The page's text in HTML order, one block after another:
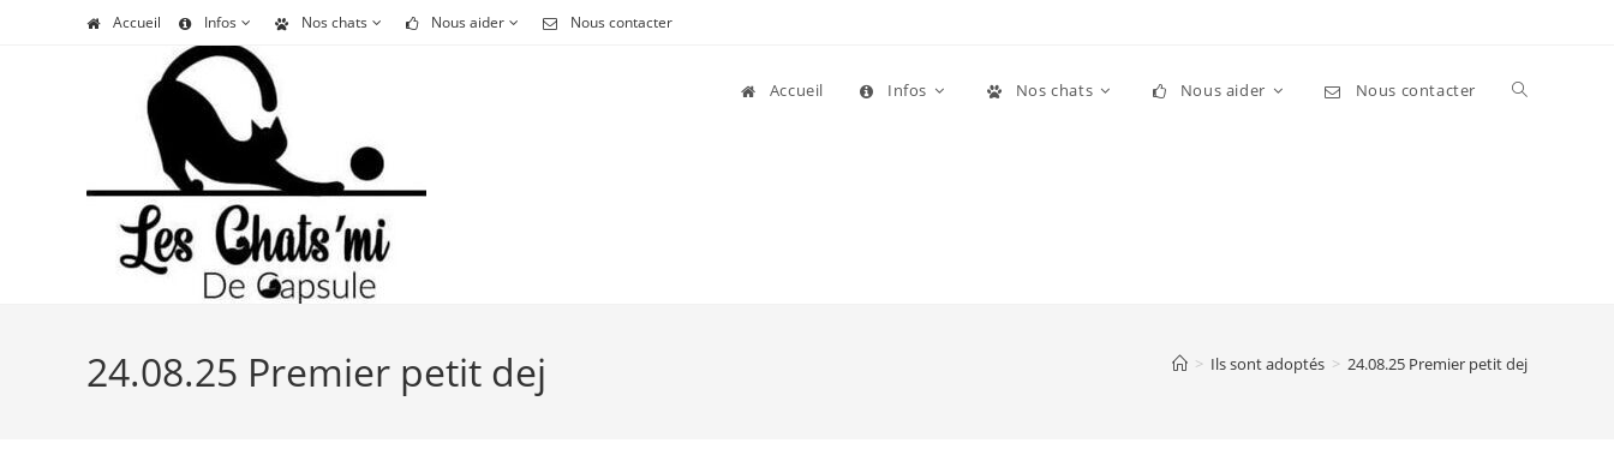
Accueil Infos Nos chats Nous aider Nous contacter
Accueil Infos Nos chats Nous aider Nous contacter Toggle
24.08.25 Premier petit dej > Ils sont adoptés > 24.08.25 Premier petit dej